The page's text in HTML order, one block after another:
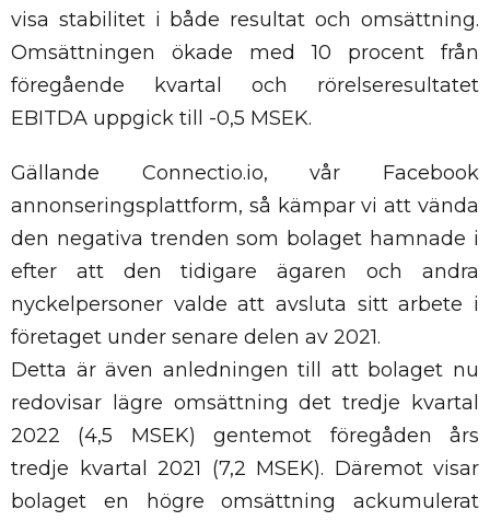
visa stabilitet i både resultat och omsättning.
Omsättningen ökade med 10 procent från
föregående kvartal och rörelseresultatet
EBITDA uppgick till -0,5 MSEK.
Gällande Connectio.io, vår Facebook
annonseringsplattform, så kämpar vi att vända
den negativa trenden som bolaget hamnade i
efter att den tidigare ägaren och andra
nyckelpersoner valde att avsluta sitt arbete i
företaget under senare delen av 2021.
Detta är även anledningen till att bolaget nu
redovisar lägre omsättning det tredje kvartal
2022 (4,5 MSEK) gentemot föregåden års
tredje kvartal 2021 (7,2 MSEK). Däremot visar
bolaget en högre omsättning ackumulerat